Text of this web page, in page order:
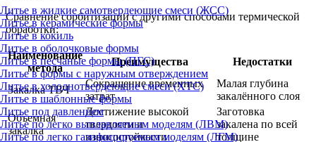
Литье в жидкие самотвердеющие смеси (ЖСС)
Литье в керамические формы
Литье в кокиль
Литье в оболочковые формы
Литье в песчаные формы (ПГС)
Литье в формы с наружным отверждением
Литье в холоднотвердеющие смеси (ХТС)
Литье в шаблонные формы
Литье под давлением
Литье по легко выплавляемым моделям (ЛВМ)
Литье по легко газифицируемым моделям (ЛГМ)
Сравнение сорбитизации с другими способами термической
обработки:
Наименование
метода
Преимущества Недостатки
Закалка ТВЧ
Сокращение временных
затрат
Малая глубина
закалённого слоя
Объемная
закалка
Достижение высокой
твердости и
износостойкости
Заготовка
закалена по всей
толщине